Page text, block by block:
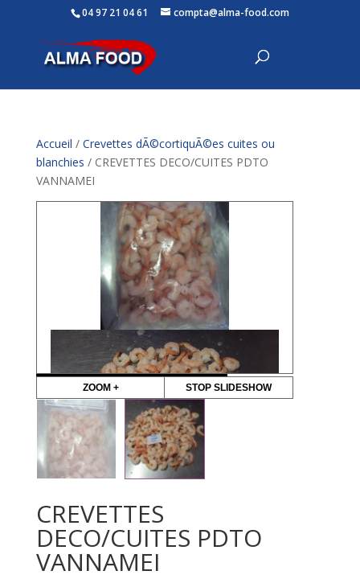
04 97 21 04 61 compta@alma-food.com
Accueil / Crevettes dÃ©cortiquÃ©es cuites ou
blanchies / CREVETTES DECO/CUITES PDTO
VANNAMEI
ZOOM + STOP SLIDESHOW
CREVETTES
DECO/CUITES PDTO
VANNAMEI